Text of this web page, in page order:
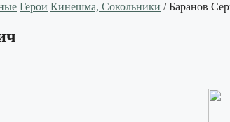
Герои Кинешма, Сокольники / Баранов